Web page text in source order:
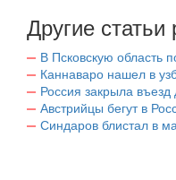
Другие статьи
В Псковскую область
Каннаваро нашел в
Россия закрыла
Австрийцы бегут в
Синдаров блистал в